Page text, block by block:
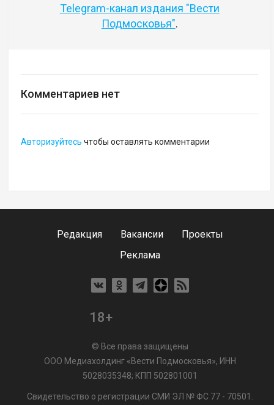
Telegram-канал издания "Вести
Подмосковья".
Комментариев нет
Авторизуйтесь чтобы оставлять комментарии
Редакция Вакансии
Проекты
Реклама
18+
© Все права защищены
ООО Медиахолдинг «Вести Подмосковья», ИНН
5028035348; КПП 502801001
Свидетельство о регистрации СМИ ЭЛ № ФС 77 - 70501.